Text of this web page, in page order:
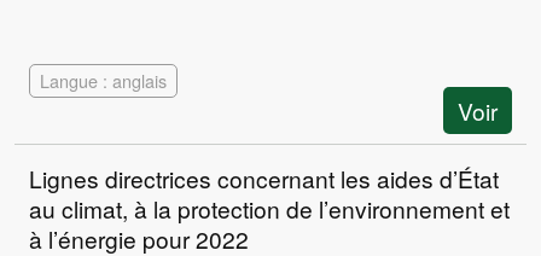
Langue : anglais
Voir
Lignes directrices concernant les aides d’État
au climat, à la protection de l’environnement et
à l’énergie pour 2022